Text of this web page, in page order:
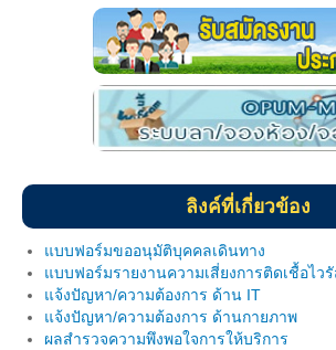
วินัยนักศึกษา
สโมสรนักศึกษา
การให้คำปรึกษา
นักศึกษาวิชาทหาร
บริการอื่นๆ
ภาพกิจกรรม
วิจัยฯ
หน่วยประสานงานวิจัย
ลิงค์ที่เกี่ยวข้อง
แบบฟอร์มขออนุมัติบุคคลเดินทาง
แบบฟอร์มรายงานความเสี่ยงการติดเชื้อไว
แจ้งปัญหา/ความต้องการ ด้าน IT
แจ้งปัญหา/ความต้องการ ด้านกายภาพ
ผลสำรวจความพึงพอใจการให้บริการ